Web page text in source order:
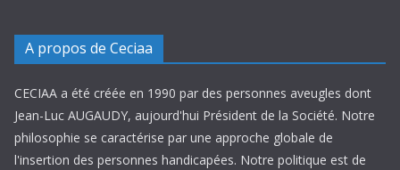
A propos de Ceciaa
CECIAA a été créée en 1990 par des personnes aveugles dont
Jean-Luc AUGAUDY, aujourd'hui Président de la Société. Notre
philosophie se caractérise par une approche globale de
l'insertion des personnes handicapées. Notre politique est de